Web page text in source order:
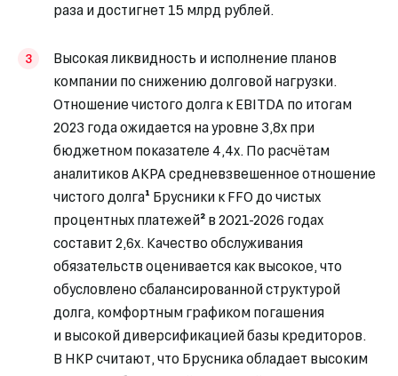
раза и достигнет 15 млрд рублей.
Высокая ликвидность и исполнение планов
компании по снижению долговой нагрузки.
Отношение чистого долга к EBITDA по итогам
2023 года ожидается на уровне 3,8х при
бюджетном показателе 4,4х. По расчётам
аналитиков АКРА средневзвешенное отношение
чистого долга¹ Брусники к FFO до чистых
процентных платежей² в 2021-2026 годах
составит 2,6x. Качество обслуживания
обязательств оценивается как высокое, что
обусловлено сбалансированной структурой
долга, комфортным графиком погашения
и высокой диверсификацией базы кредиторов.
В НКР считают, что Брусника обладает высоким